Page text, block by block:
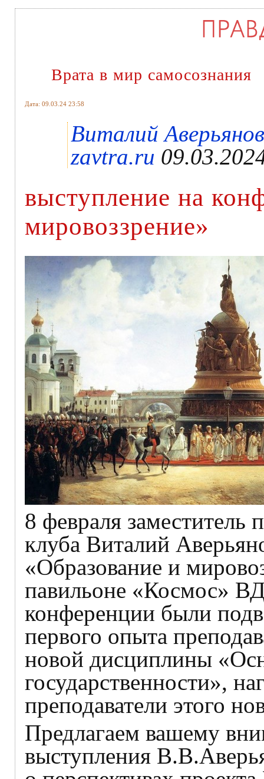
Врата в мир самосознания
Дата: 09.03.24 23:58
Виталий
zavtra.ru
выступление на
мировоззрение»
8 февраля заместитель
клуба Виталий
«Образование и
павильоне «Космос»
конференции были
первого опыта
новой дисциплины
государственности»,
преподаватели этого
Предлагаем вашему
выступления